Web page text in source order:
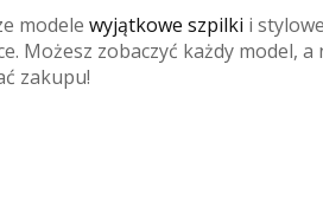
modele wyjątkowe szpilki i stylowe
Możesz zobaczyć każdy model,
zakupu!